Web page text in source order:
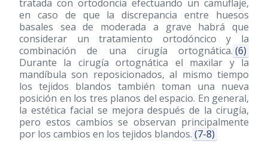
tratada con ortodoncia efectuando un camuflaje,
en caso de que la discrepancia entre huesos
basales sea de moderada a grave habrá que
considerar un tratamiento ortodóncico y la
combinación de una cirugía ortognática. (6)
Durante la cirugía ortognática el maxilar y la
mandíbula son reposicionados, al mismo tiempo
los tejidos blandos también toman una nueva
posición en los tres planos del espacio. En general,
la estética facial se mejora después de la cirugía,
pero estos cambios se observan principalmente
por los cambios en los tejidos blandos. (7-8)